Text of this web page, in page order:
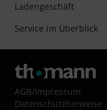
Ladengeschäft
Service im Überblick
AGB/Impressum
Datenschutzhinweise